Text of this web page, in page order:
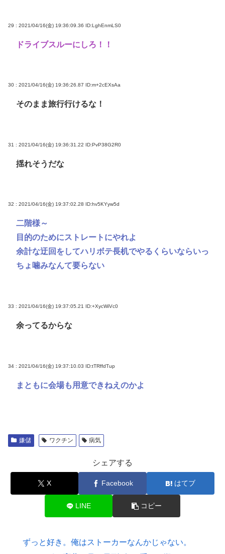
29 : 2021/04/16(金) 19:36:09.36 ID:LghEnmLS0
ドライブスルーにしろ！！
30 : 2021/04/16(金) 19:36:26.87 ID:m+2cEXsAa
そのまま旅行行けるな！
31 : 2021/04/16(金) 19:36:31.22 ID:PvP38G2R0
揺れそうだな
32 : 2021/04/16(金) 19:37:02.28 ID:hv5KYyw5d
二階様～
目的のためにストレートにやれよ
余計な迂回をしてハリボテ長机でやるくらいならいっ
ちょ噛みなんて要らない
33 : 2021/04/16(金) 19:37:05.21 ID:+XycWiVc0
余ってるからな
34 : 2021/04/16(金) 19:37:10.03 ID:tTRffdTup
まともに会場も用意できねえのかよ
嫌儲 ワクチン 病気
シェアする
X Facebook はてブ
LINE コピー
ずっと好き。俺はストーカーなんかじゃない。